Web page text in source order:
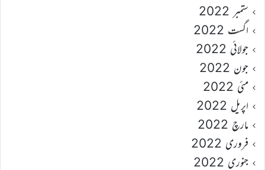
ستمبر 2022
اگست 2022
جولائی 2022
جون 2022
مئی 2022
اپریل 2022
مارچ 2022
فروری 2022
جنوری 2022